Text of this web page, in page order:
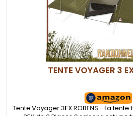
TENTE VOYAGER 3
Tente Voyager 3EX ROBENS - La